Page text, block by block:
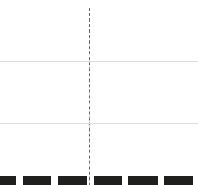
หาข้อเสนอ
ค้นหาข้อเสนอ
ค้นหาข้อเสนอ
ค้นหาข้อเสนอ
disclaimer. ค้นหาข้อเ
offers-disclaimer. ค้นห
view-offers-disclaimer.
cmp-view-offers-
cmp-view-offers-
cmp-view-
PDG–ATQ: cmp-
PDG–ATQ: